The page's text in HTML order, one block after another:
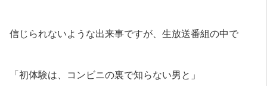
信じられないような出来事ですが、生放送番組の中で
「初体験は、コンビニの裏で知らない男と」